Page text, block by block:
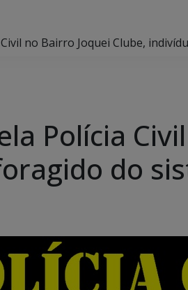
no Bairro Joquei Clube,
Polícia
do